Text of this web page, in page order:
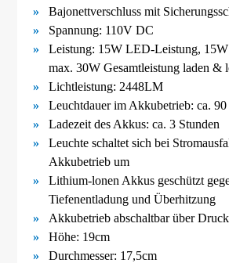
Bajonettverschluss mit
Spannung: 110V DC
Leistung: 15W LED-Leistung,
max. 30W Gesamtleistung laden &
Lichtleistung: 2448LM
Leuchtdauer im Akkubetrieb: ca.
Ladezeit des Akkus: ca. 3 Stunden
Leuchte schaltet sich bei
Akkubetrieb um
Lithium-lonen Akkus geschützt
Tiefenentladung und Überhitzung
Akkubetrieb abschaltbar über
Höhe: 19cm
Durchmesser: 17,5cm